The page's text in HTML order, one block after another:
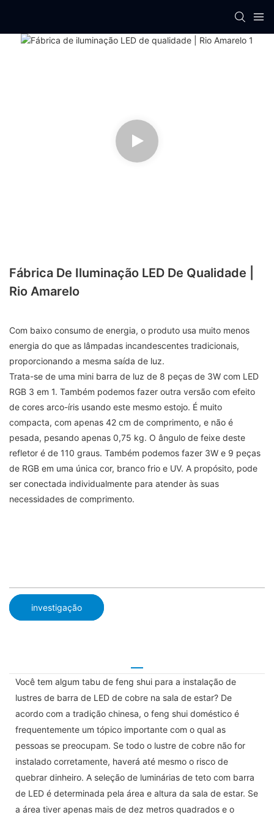
Fábrica De Iluminação LED De Qualidade |
Rio Amarelo
Com baixo consumo de energia, o produto usa muito menos
energia do que as lâmpadas incandescentes tradicionais,
proporcionando a mesma saída de luz.
Trata-se de uma mini barra de luz de 8 peças de 3W com LED
RGB 3 em 1. Também podemos fazer outra versão com efeito
de cores arco-íris usando este mesmo estojo. É muito
compacta, com apenas 42 cm de comprimento, e não é
pesada, pesando apenas 0,75 kg. O ângulo de feixe deste
refletor é de 110 graus. Também podemos fazer 3W e ​​9 peças
de RGB em uma única cor, branco frio e UV. A propósito, pode
ser conectada individualmente para atender às suas
necessidades de comprimento.
investigação
Você tem algum tabu de feng shui para a instalação de
lustres de barra de LED de cobre na sala de estar? De
acordo com a tradição chinesa, o feng shui doméstico é
frequentemente um tópico importante com o qual as
pessoas se preocupam. Se todo o lustre de cobre não for
instalado corretamente, haverá até mesmo o risco de
quebrar dinheiro. A seleção de luminárias de teto com barra
de LED é determinada pela área e altura da sala de estar. Se
a área tiver apenas mais de dez metros quadrados e o